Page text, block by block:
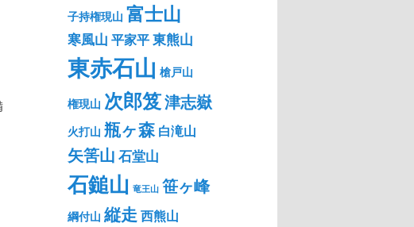
子持権現山 富士山
寒風山 平家平東熊山
東赤石山 槍戸山
権現山 次郎笈津志嶽
火打山 瓶ヶ森 白滝山
矢筈山 石堂山
石鎚山 竜王山 笹ヶ峰
綱付山 縦走西熊山